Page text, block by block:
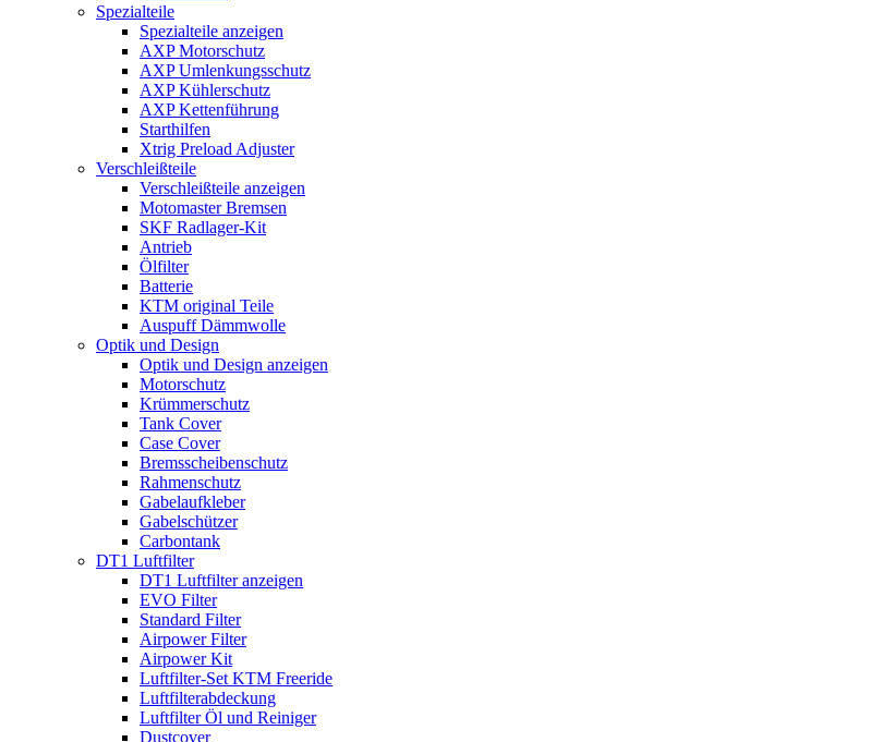
Spezialteile
Spezialteile anzeigen
AXP Motorschutz
AXP Umlenkungsschutz
AXP Kühlerschutz
AXP Kettenführung
Starthilfen
Xtrig Preload Adjuster
Verschleißteile
Verschleißteile anzeigen
Motomaster Bremsen
SKF Radlager-Kit
Antrieb
Ölfilter
Batterie
KTM original Teile
Auspuff Dämmwolle
Optik und Design
Optik und Design anzeigen
Motorschutz
Krümmerschutz
Tank Cover
Case Cover
Bremsscheibenschutz
Rahmenschutz
Gabelaufkleber
Gabelschützer
Carbontank
DT1 Luftfilter
DT1 Luftfilter anzeigen
EVO Filter
Standard Filter
Airpower Filter
Airpower Kit
Luftfilter-Set KTM Freeride
Luftfilterabdeckung
Luftfilter Öl und Reiniger
Dustcover